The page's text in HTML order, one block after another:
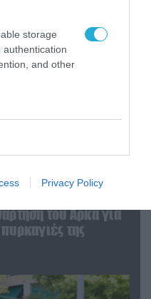
storage
authentication
and other
Privacy Policy
του Αρκά για
της